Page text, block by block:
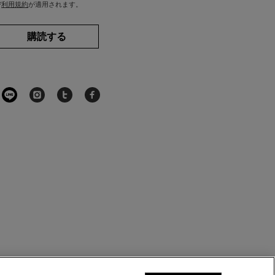
利用規約が適用されます。
購読する